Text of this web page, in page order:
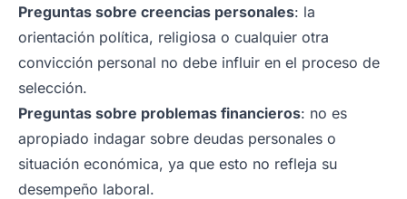
Preguntas sobre creencias personales: la
orientación política, religiosa o cualquier otra
convicción personal no debe influir en el proceso de
selección.
Preguntas sobre problemas financieros: no es
apropiado indagar sobre deudas personales o
situación económica, ya que esto no refleja su
desempeño laboral.